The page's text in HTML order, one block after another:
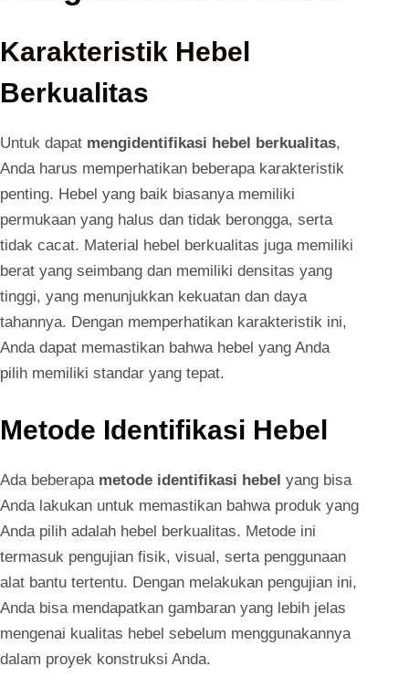
Karakteristik Hebel
Berkualitas
Untuk dapat mengidentifikasi hebel berkualitas,
Anda harus memperhatikan beberapa karakteristik
penting. Hebel yang baik biasanya memiliki
permukaan yang halus dan tidak berongga, serta
tidak cacat. Material hebel berkualitas juga memiliki
berat yang seimbang dan memiliki densitas yang
tinggi, yang menunjukkan kekuatan dan daya
tahannya. Dengan memperhatikan karakteristik ini,
Anda dapat memastikan bahwa hebel yang Anda
pilih memiliki standar yang tepat.
Metode Identifikasi Hebel
Ada beberapa metode identifikasi hebel yang bisa
Anda lakukan untuk memastikan bahwa produk yang
Anda pilih adalah hebel berkualitas. Metode ini
termasuk pengujian fisik, visual, serta penggunaan
alat bantu tertentu. Dengan melakukan pengujian ini,
Anda bisa mendapatkan gambaran yang lebih jelas
mengenai kualitas hebel sebelum menggunakannya
dalam proyek konstruksi Anda.